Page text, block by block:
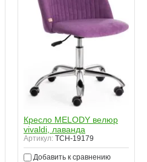
Кресло MELODY велюр
vivaldi, лаванда
Артикул: TCH-19179
Добавить к сравнению